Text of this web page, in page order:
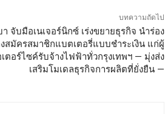
บทความถัดไป
จับมือเนเจอร์นิกซ์ เร่งขยายธุรกิจ นำร่อง
สมัครสมาชิกแบตเตอรี่แบบชำระเงิน แก่ผู้
ตอร์ไซค์รับจ้างไฟฟ้าทั่วกรุงเทพฯ — มุ่งส่ง
เสริมโมเดลธุรกิจการผลิตที่ยั่งยืน —